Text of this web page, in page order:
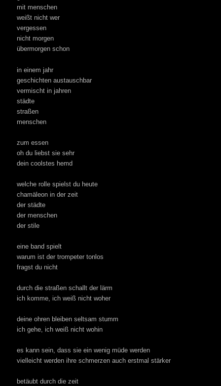
mit menschen
weißt nicht wer
vergessen
nicht morgen
übermorgen schon
in einem jahr
geschichten austauschbar
vermischt in jahren
städte
straßen
menschen
zum essen
oh du liebst sie sehr
dein coolstes hemd
welche rolle spielst du heute
chamäleon in der zeit
der städte
der menschen
der stile
eine band spielt
warum ist der trompeter tonlos
fragst du nicht
durch die straßen schallt der lärm
ich komme, ich weiß nicht woher
deine ohren bleiben seltsam stumm
ich gehe, ich weiß nicht wohin
es kann sein, dass sie ein wenig müde werden
vielleicht werden ihre schmerzen auch erstmal stärker
betäubt durch die zeit